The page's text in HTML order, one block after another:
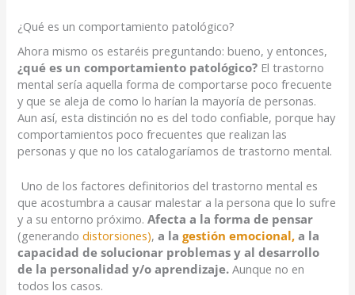
¿Qué es un comportamiento patológico?
Ahora mismo os estaréis preguntando: bueno, y entonces,
¿qué es un comportamiento patológico? El trastorno
mental sería aquella forma de comportarse poco frecuente
y que se aleja de como lo harían la mayoría de personas.
Aun así, esta distinción no es del todo confiable, porque hay
comportamientos poco frecuentes que realizan las
personas y que no los catalogaríamos de trastorno mental.
Uno de los factores definitorios del trastorno mental es
que acostumbra a causar malestar a la persona que lo sufre
y a su entorno próximo.Afecta a la forma de pensar
(generandodistorsiones),a lagestión emocional, a la
capacidad de solucionar problemas y al desarrollo
de la personalidad y/o aprendizaje.Aunque no en
todos los casos.